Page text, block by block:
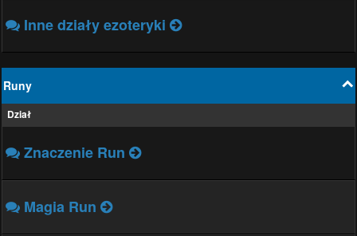
Inne działy ezoteryki
Runy
Dział
Znaczenie Run
Magia Run